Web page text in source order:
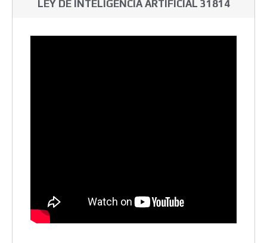
LEY DE INTELIGENCIA ARTIFICIAL 31814